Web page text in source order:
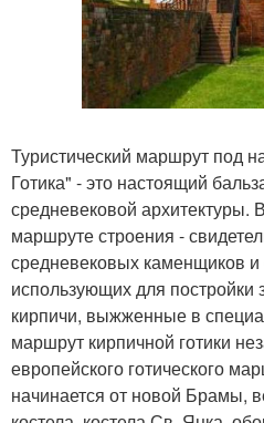
Туристический маршрут под
Готика" - это настоящий
средневековой
маршруте строения -
средневековых каменщиков и
использующих для постройки
кирпичи, выжженные в
маршрут кирпичной готики
европейского готического
начинается от новой Брамы,